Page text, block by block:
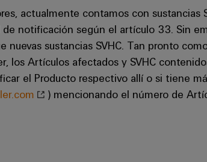
actualmente contamos con sustancias
notificación según el artículo 33. Sin
sustancias SVHC. Tan pronto
los Artículos afectados y SVHC
el Producto respectivo allí o si tiene
) mencionando el número de